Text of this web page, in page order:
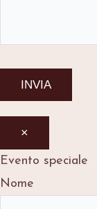
×
Evento speciale
Nome